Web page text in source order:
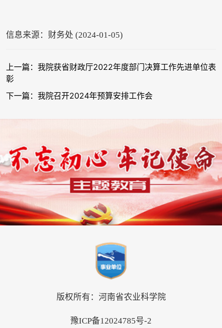
信息来源：财务处 (2024-01-05)
上一篇：我院获省财政厅2022年度部门决算工作先进单位表
彰
下一篇：我院召开2024年预算安排工作会
版权所有：河南省农业科学院
豫ICP备12024785号-2